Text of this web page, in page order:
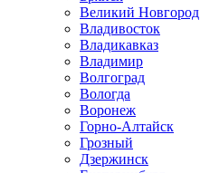
Великий Новгород
Владивосток
Владикавказ
Владимир
Волгоград
Вологда
Воронеж
Горно-Алтайск
Грозный
Дзержинск